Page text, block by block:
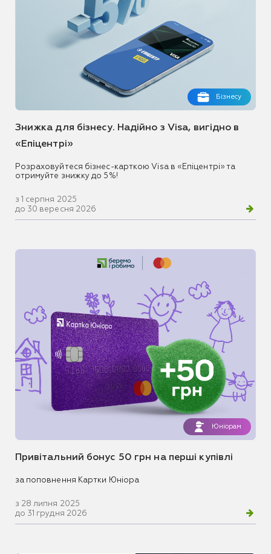
Бізнесу
Знижка для бізнесу. Надійно з Visa, вигідно в
«Епіцентрі»
Розраховуйтеся бізнес-карткою Visa в «Епіцентрі» та
отримуйте знижку до 5%!
з 1 серпня 2025
до 30 вересня 2026
Юніорам
Привітальний бонус 50 грн на перші купівлі
за поповнення Картки Юніора
з 28 липня 2025
до 31 грудня 2026